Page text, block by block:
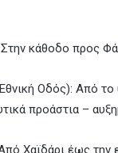
κάθοδο προς
Οδός): Από
προάστια –
Χαϊδάρι έως την